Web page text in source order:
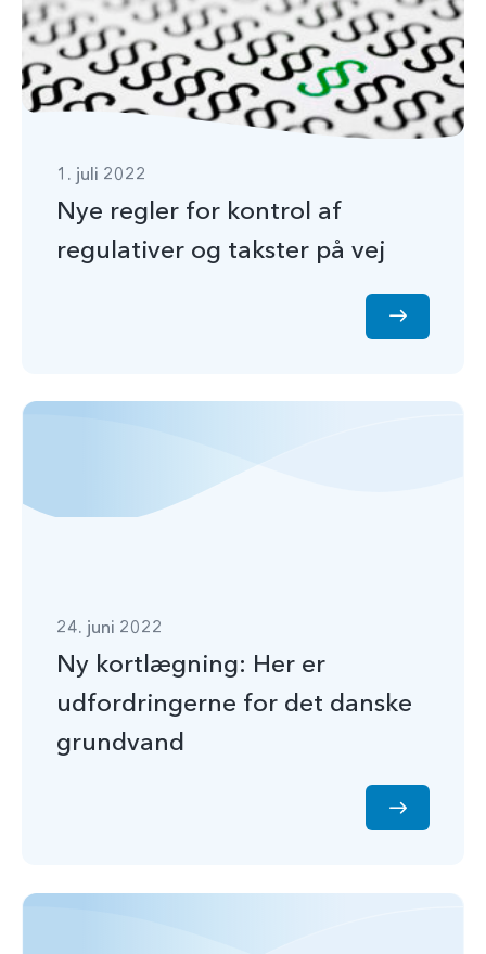
1. juli 2022
Nye regler for kontrol af
regulativer og takster på vej
24. juni 2022
Ny kortlægning: Her er
udfordringerne for det danske
grundvand